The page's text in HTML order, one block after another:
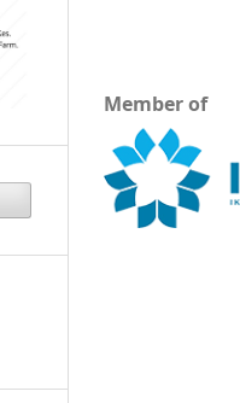
Member of